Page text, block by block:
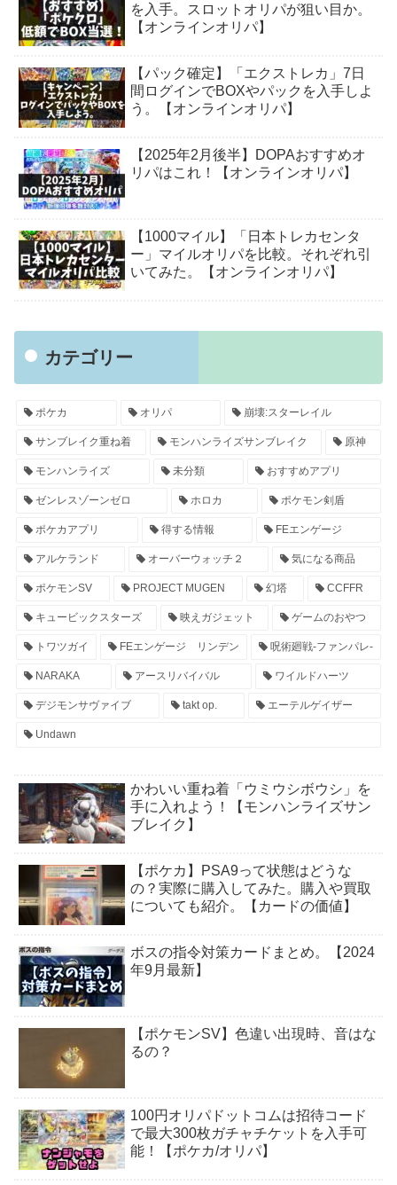
を入手。スロットオリパが狙い目か。
【オンラインオリパ】
【パック確定】「エクストレカ」7日
間ログインでBOXやパックを入手しよ
う。【オンラインオリパ】
【2025年2月後半】DOPAおすすめオ
リパはこれ！【オンラインオリパ】
【1000マイル】「日本トレカセンタ
ー」マイルオリパを比較。それぞれ引
いてみた。【オンラインオリパ】
カテゴリー
ポケカ オリパ 崩壊:スターレイル
サンブレイク重ね着 モンハンライズサンブレイク 原神
モンハンライズ 未分類 おすすめアプリ
ゼンレスゾーンゼロ ホロカ ポケモン剣盾
ポケカアプリ 得する情報 FEエンゲージ
アルケランド オーバーウォッチ２ 気になる商品
ポケモンSV PROJECT MUGEN 幻塔 CCFFR
キュービックスターズ 映えガジェット ゲームのおやつ
トワツガイ FEエンゲージ リンデン 呪術廻戦-ファンパレ-
NARAKA アースリバイバル ワイルドハーツ
デジモンサヴァイブ takt op. エーテルゲイザー
Undawn
かわいい重ね着「ウミウシボウシ」を
手に入れよう！【モンハンライズサン
ブレイク】
【ポケカ】PSA9って状態はどうな
の？実際に購入してみた。購入や買取
についても紹介。【カードの価値】
ボスの指令対策カードまとめ。【2024
年9月最新】
【ポケモンSV】色違い出現時、音はな
るの？
100円オリパドットコムは招待コード
で最大300枚ガチャチケットを入手可
能！【ポケカ/オリパ】